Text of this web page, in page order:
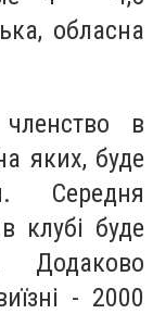
обласна
в
яких, буде
Середня
клубі буде
Додаково
- 2000